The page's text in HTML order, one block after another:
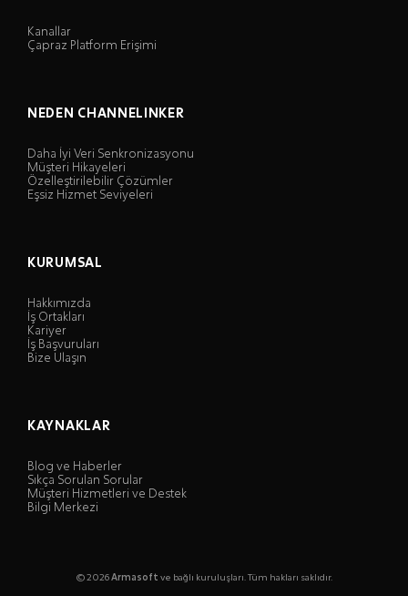
Kanallar
Çapraz Platform Erişimi
NEDEN CHANNELINKER
Daha İyi Veri Senkronizasyonu
Müşteri Hikayeleri
Özelleştirilebilir Çözümler
Eşsiz Hizmet Seviyeleri
KURUMSAL
Hakkımızda
İş Ortakları
Kariyer
İş Başvuruları
Bize Ulaşın
KAYNAKLAR
Blog ve Haberler
Sıkça Sorulan Sorular
Müşteri Hizmetleri ve Destek
Bilgi Merkezi
© 2026Armasoft ve bağlı kuruluşları. Tüm hakları saklıdır.